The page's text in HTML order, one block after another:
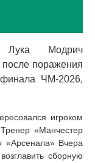
Лука Модрич
после поражения
ЧМ-2026,
игроком
«Манчестер
«Арсенала» Вчера
сборную